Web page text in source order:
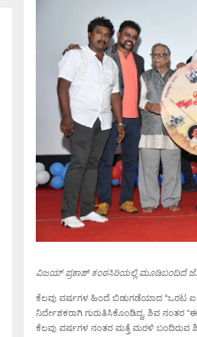
ವಿಜಯ್ ಪ್ರಕಾಶ್ ಕಂಠಸಿರಿಯಲ್ಲಿ ಮೂಡಿಬಂದಿದೆ
ಕೆಲವು ವರ್ಷಗಳ ಹಿಂದೆ ಬಿಡುಗಡೆಯಾದ “ಒರಟ
ನಿರ್ದೇಶಕರಾಗಿ ಗುರುತಿಸಿಕೊಂಡಿದ್ದ, ಶಿವ ನಂತರ
ಕೆಲವು ವರ್ಷಗಳ ನಂತರ ಮತ್ತೆ ಮರಳಿ ಬಂದಿರುವ